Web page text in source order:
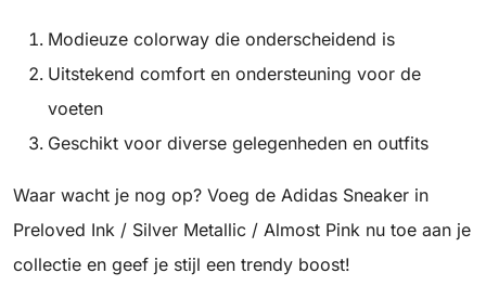
Modieuze colorway die onderscheidend is
Uitstekend comfort en ondersteuning voor de
voeten
Geschikt voor diverse gelegenheden en outfits
Waar wacht je nog op? Voeg de Adidas Sneaker in
Preloved Ink / Silver Metallic / Almost Pink nu toe aan je
collectie en geef je stijl een trendy boost!